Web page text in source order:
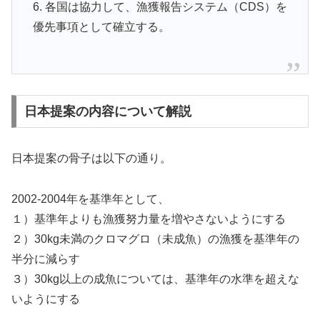
6. 各国は協力して、漁獲報告システム（CDS）を
優先事項として確立する。
日本提案の内容について解説
日本提案の骨子は以下の通り。
2002-2004年を基準年として、
１）基準年よりも漁獲努力量を増やさないようにする
２）30kg未満のクロマグロ（未成魚）の漁獲を基準年の
半分に減らす
３）30kg以上の成魚については、基準年の水準を超えな
いようにする